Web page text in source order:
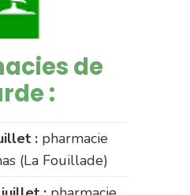
de
:
: pharmacie
(La Fouillade)